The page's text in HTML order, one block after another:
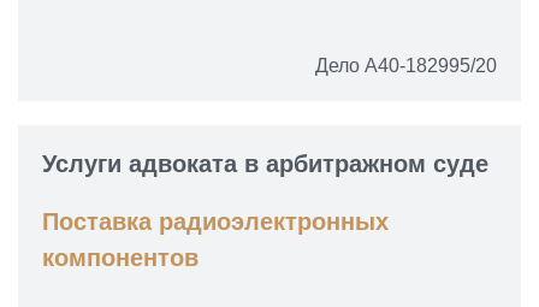
Дело А40-182995/20
Услуги адвоката в арбитражном суде
Поставка радиоэлектронных
компонентов